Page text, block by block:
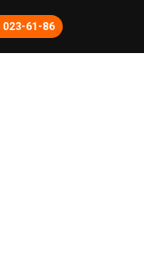
023-61-86